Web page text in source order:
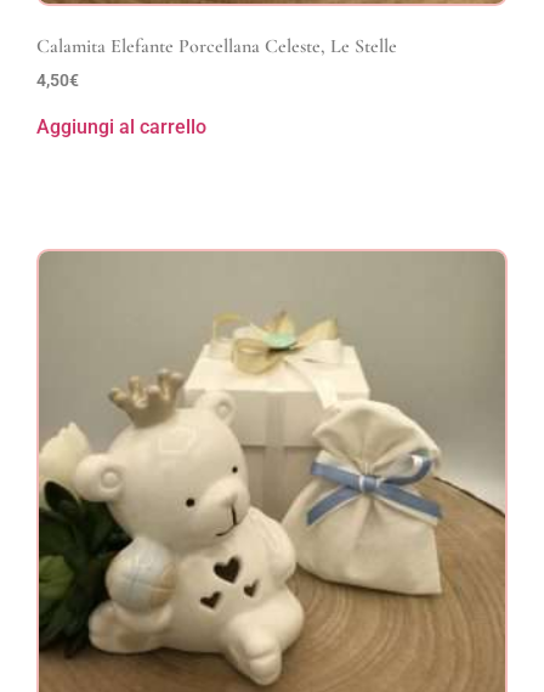
Calamita Elefante Porcellana Celeste, Le Stelle
4,50€
Aggiungi al carrello